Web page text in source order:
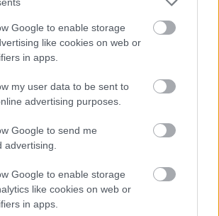
Google to enable storage
like cookies on web or
in apps.
my user data to be sent to
advertising purposes.
Google to send me
advertising.
Google to enable storage
like cookies on web or
in apps.
भग्नावशेष आँगनमा भइरहेको नाटकीय,
चित्रण गर्दछ। अग्रभूमिमा फैलिएका चर्केका
हल्का चम्किने सुक्खा घाँसका टुक्राहरू। बीचमा
चक्कु कवचमा सजिएको कलंकित उभिएको
हल्का रातो प्रकाश चम्किन्छ, जसले डरको सट्टा
दिन्छ। कलंकितको अडान चौडा र जमिनमा
वर्गाकार छन्, स्पष्ट रूपमा दुई मालिकहरूतिर